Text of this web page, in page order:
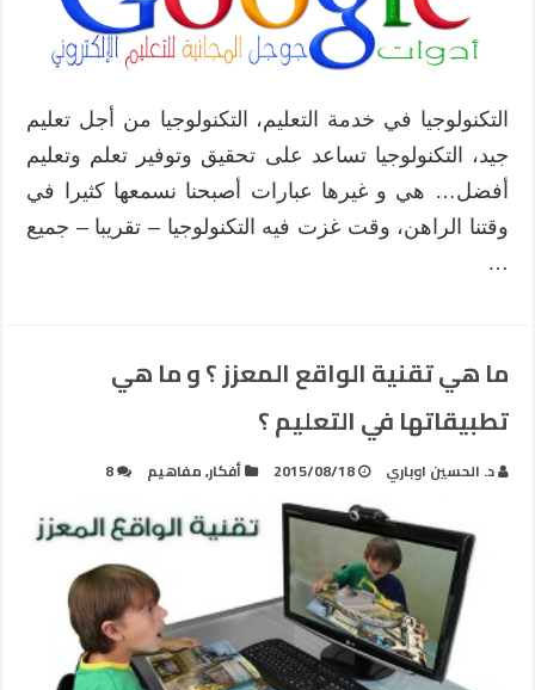
التكنولوجيا في خدمة التعليم، التكنولوجيا من أجل تعليم
جيد، التكنولوجيا تساعد على تحقيق وتوفير تعلم وتعليم
أفضل… هي و غيرها عبارات أصبحنا نسمعها كثيرا في
وقتنا الراهن، وقت غزت فيه التكنولوجيا – تقريبا – جميع
…
ما هي تقنية الواقع المعزز ؟ و ما هي
تطبيقاتها في التعليم ؟
د. الحسين اوباري 2015/08/18 أفكار,مفاهيم 8